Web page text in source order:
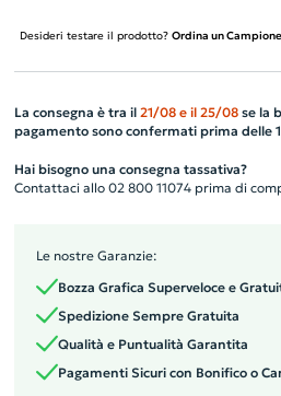
Desideri testare il prodotto? Ordina un Campione
La consegna è tra il 21/08 e il 25/08se la
pagamento sono confermati prima delle
Hai bisogno una consegna tassativa?
Contattaci allo 02 800 11074 prima di
Le nostre Garanzie:
Bozza Grafica Superveloce e
Spedizione Sempre Gratuita
Qualità e Puntualità Garantita
Pagamenti Sicuri con Bonifico o